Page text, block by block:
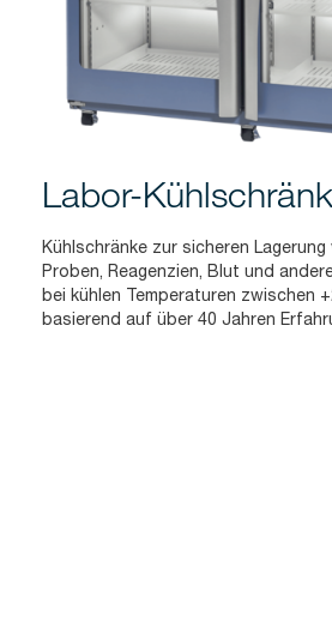
Labor-
Kühlschränke zur sicheren
Proben, Reagenzien, Blut und
bei kühlen Temperaturen zwischen
basierend auf über 40 Jahren